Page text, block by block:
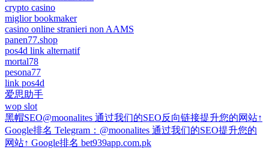
crypto casino
miglior bookmaker
casino online stranieri non AAMS
panen77.shop
pos4d link alternatif
mortal78
pesona77
link pos4d
爱思助手
wop slot
黑帽SEO@moonalites 通过我们的SEO反向链接提升您的网站↑
Google排名 Telegram：@moonalites 通过我们的SEO提升您的
网站↑ Google排名 bet939app.com.pk